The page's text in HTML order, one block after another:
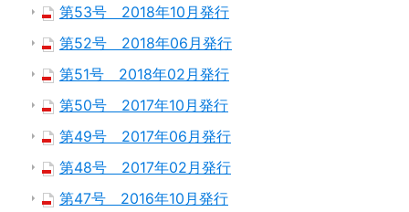
第53号 2018年10月発行
第52号 2018年06月発行
第51号 2018年02月発行
第50号 2017年10月発行
第49号 2017年06月発行
第48号 2017年02月発行
第47号 2016年10月発行